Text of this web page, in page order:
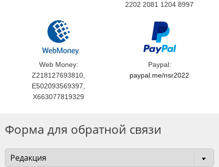
2202 2081 1204 8997
Web Money:
Z218127693810,
E502093569397,
X663077819329
Paypal:
paypal.me/nsr2022
Форма для обратной связи